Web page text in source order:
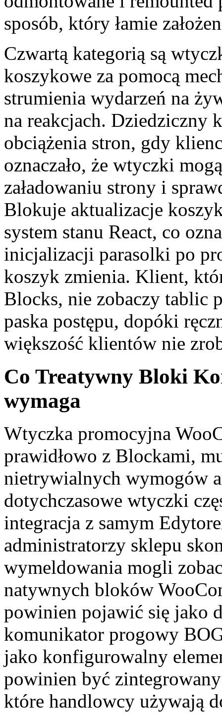
sposób, który łamie
Czwartą kategorią są
koszykowe za pomocą
strumienia wydarzeń na
na reakcjach. Dziedziczny
obciążenia stron, gdy
oznaczało, że wtyczki
załadowaniu strony i
Blokuje aktualizacje
system stanu React, co
inicjalizacji parasolki po
koszyk zmienia. Klient,
Blocks, nie zobaczy tablic
paska postępu, dopóki
większość klientów nie
Co Treatywny Bloki
wymaga
Wtyczka promocyjna
prawidłowo z Blockami,
nietrywialnych wymogów
dotychczasowe wtyczki
integracja z samym
administratorzy sklepu
wymeldowania mogli
natywnych bloków
powinien pojawić się jako
komunikator progowy
jako konfigurowalny
powinien być
które handlowcy używają